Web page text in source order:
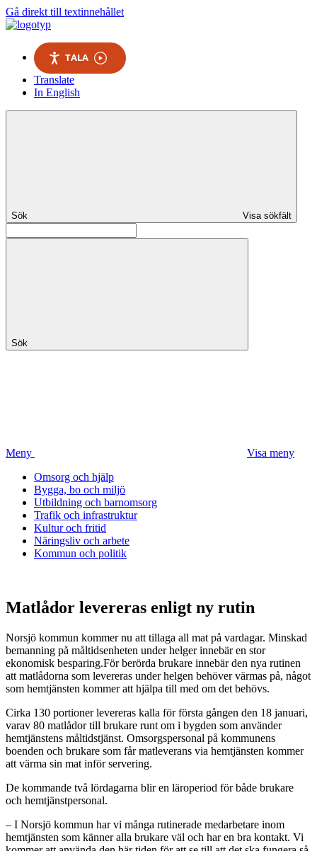
Gå direkt till textinnehållet
TALA
Translate
In English
Sök Visa sökfält
Sök
Meny
Visa meny
Omsorg och hjälp
Bygga, bo och miljö
Utbildning och barnomsorg
Trafik och infrastruktur
Kultur och fritid
Näringsliv och arbete
Kommun och politik
Matlådor levereras enligt ny rutin
Norsjö kommun kommer nu att tillaga all mat på vardagar. Minskad
bemanning på måltidsenheten under helger innebär en stor
ekonomisk besparing.För berörda brukare innebär den nya rutinen
att matlådorna som levereras under helgen behöver värmas på, något
som hemtjänsten kommer att hjälpa till med om det behövs.
Cirka 130 portioner levereras kalla för första gången den 18 januari,
varav 80 matlådor till brukare runt om i bygden som använder
hemtjänstens måltidstjänst. Omsorgspersonal på kommunens
boenden och brukare som får matleverans via hemtjänsten kommer
att värma sin mat inför servering.
De kommande två lördagarna blir en läroperiod för både brukare
och hemtjänstpersonal.
– I Norsjö kommun har vi många rutinerade medarbetare inom
hemtjänsten som känner alla brukare väl och har en bra kontakt. Vi